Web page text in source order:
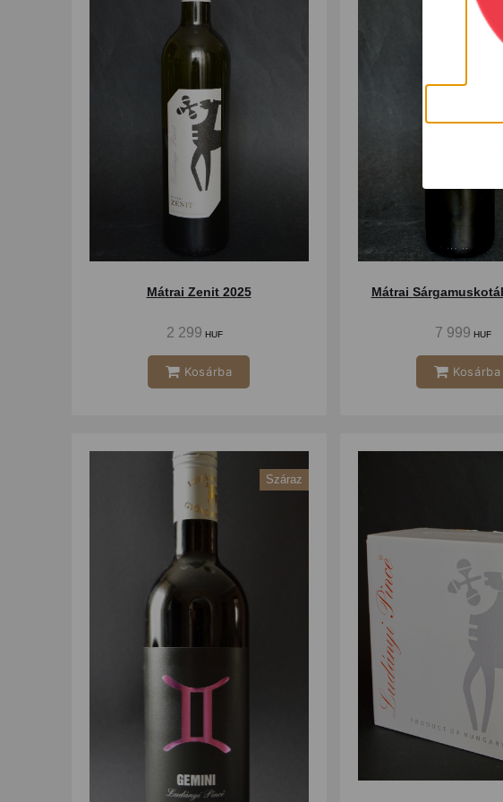
Mátrai Zenit 2025
2 299 HUF
Kosárba
7 999 HUF
Kosárba
Száraz